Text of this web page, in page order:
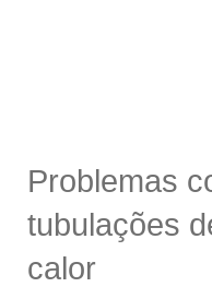
Problemas
tubulações
calor